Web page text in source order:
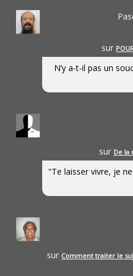
sur
N’y a-t-il pas un
sur De la
"Te laisser vivre, je
sur Comment traiter le